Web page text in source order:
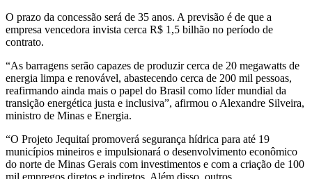
O prazo da concessão será de 35 anos. A previsão é de que a
empresa vencedora invista cerca R$ 1,5 bilhão no período de
contrato.
“As barragens serão capazes de produzir cerca de 20 megawatts de
energia limpa e renovável, abastecendo cerca de 200 mil pessoas,
reafirmando ainda mais o papel do Brasil como líder mundial da
transição energética justa e inclusiva”, afirmou o Alexandre Silveira,
ministro de Minas e Energia.
“O Projeto Jequitaí promoverá segurança hídrica para até 19
municípios mineiros e impulsionará o desenvolvimento econômico
do norte de Minas Gerais com investimentos e com a criação de 100
mil empregos diretos e indiretos. Além disso, outros